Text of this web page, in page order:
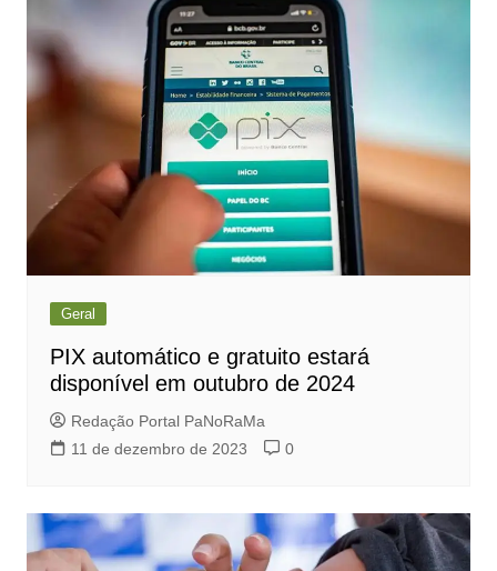
Geral
PIX automático e gratuito estará
disponível em outubro de 2024
Redação Portal PaNoRaMa
11 de dezembro de 2023
0